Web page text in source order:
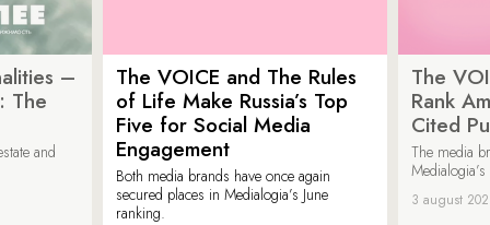
–
The
and
The VOICE and The Rules
of Life Make Russia’s Top
Five for Social Media
Engagement
Both media brands have once again
secured places in Medialogia’s June
ranking.
The
Rank
Cited
The media
3 august